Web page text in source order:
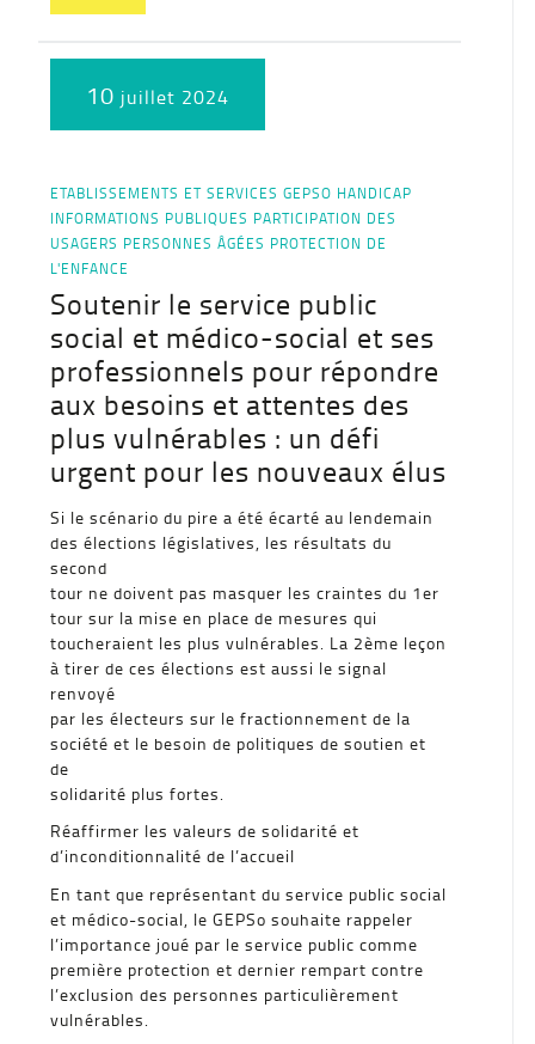
10 juillet 2024
ETABLISSEMENTS ET SERVICES GEPSO HANDICAP
INFORMATIONS PUBLIQUES PARTICIPATION DES
USAGERS PERSONNES ÂGÉES PROTECTION DE
L'ENFANCE
Soutenir le service public
social et médico-social et ses
professionnels pour répondre
aux besoins et attentes des
plus vulnérables : un défi
urgent pour les nouveaux élus
Si le scénario du pire a été écarté au lendemain
des élections législatives, les résultats du
second
tour ne doivent pas masquer les craintes du 1er
tour sur la mise en place de mesures qui
toucheraient les plus vulnérables. La 2ème leçon
à tirer de ces élections est aussi le signal
renvoyé
par les électeurs sur le fractionnement de la
société et le besoin de politiques de soutien et
de
solidarité plus fortes.
Réaffirmer les valeurs de solidarité et
d’inconditionnalité de l’accueil
En tant que représentant du service public social
et médico-social, le GEPSo souhaite rappeler
l’importance joué par le service public comme
première protection et dernier rempart contre
l’exclusion des personnes particulièrement
vulnérables.